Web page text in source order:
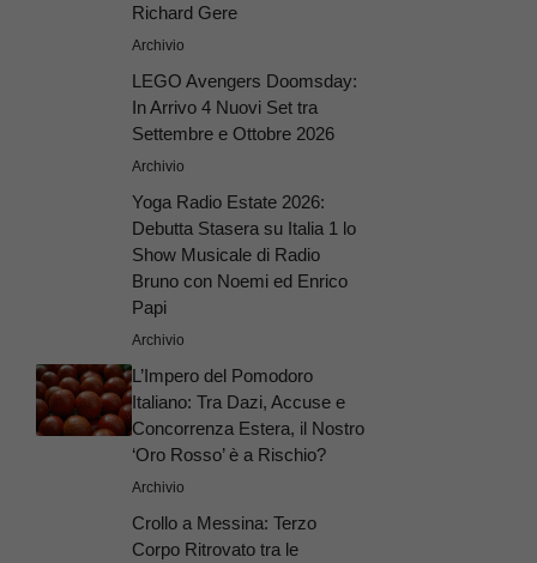
Richard Gere
Archivio
LEGO Avengers Doomsday:
In Arrivo 4 Nuovi Set tra
Settembre e Ottobre 2026
Archivio
Yoga Radio Estate 2026:
Debutta Stasera su Italia 1 lo
Show Musicale di Radio
Bruno con Noemi ed Enrico
Papi
Archivio
L’Impero del Pomodoro
Italiano: Tra Dazi, Accuse e
Concorrenza Estera, il Nostro
‘Oro Rosso’ è a Rischio?
Archivio
Crollo a Messina: Terzo
Corpo Ritrovato tra le